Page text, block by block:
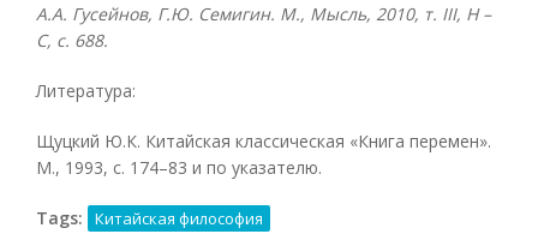
А.А. Гусейнов, Г.Ю. Семигин. М., Мысль, 2010, т. III, Н –
С, с. 688.
Литература:
Щуцкий Ю.К. Китайская классическая «Книга перемен».
М., 1993, с. 174–83 и по указателю.
Tags: Китайская философия